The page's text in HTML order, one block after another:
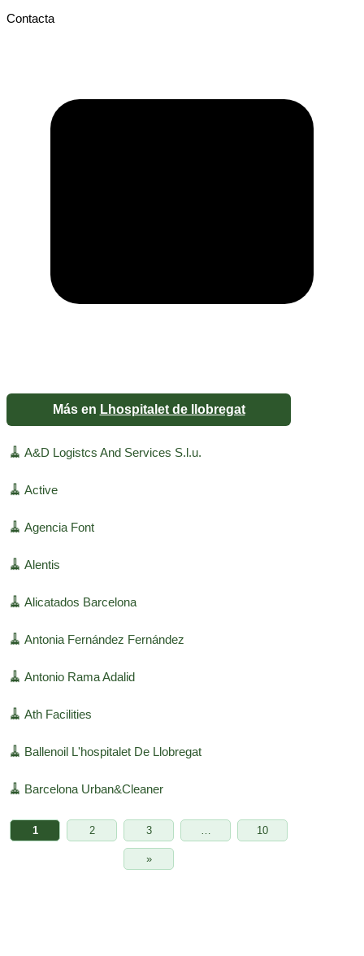
Contacta
Más en Lhospitalet de llobregat
🧹 A&D Logistcs And Services S.l.u.
🧹 Active
🧹 Agencia Font
🧹 Alentis
🧹 Alicatados Barcelona
🧹 Antonia Fernández Fernández
🧹 Antonio Rama Adalid
🧹 Ath Facilities
🧹 Ballenoil L'hospitalet De Llobregat
🧹 Barcelona Urban&Cleaner
1 2 3 … 10
»